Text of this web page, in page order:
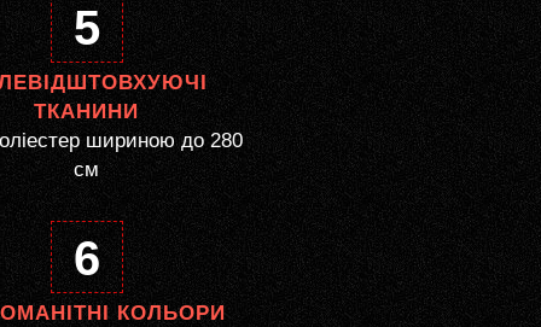
5
ТКАНИНИ
шириною до 280
см
6
КОЛЬОРИ